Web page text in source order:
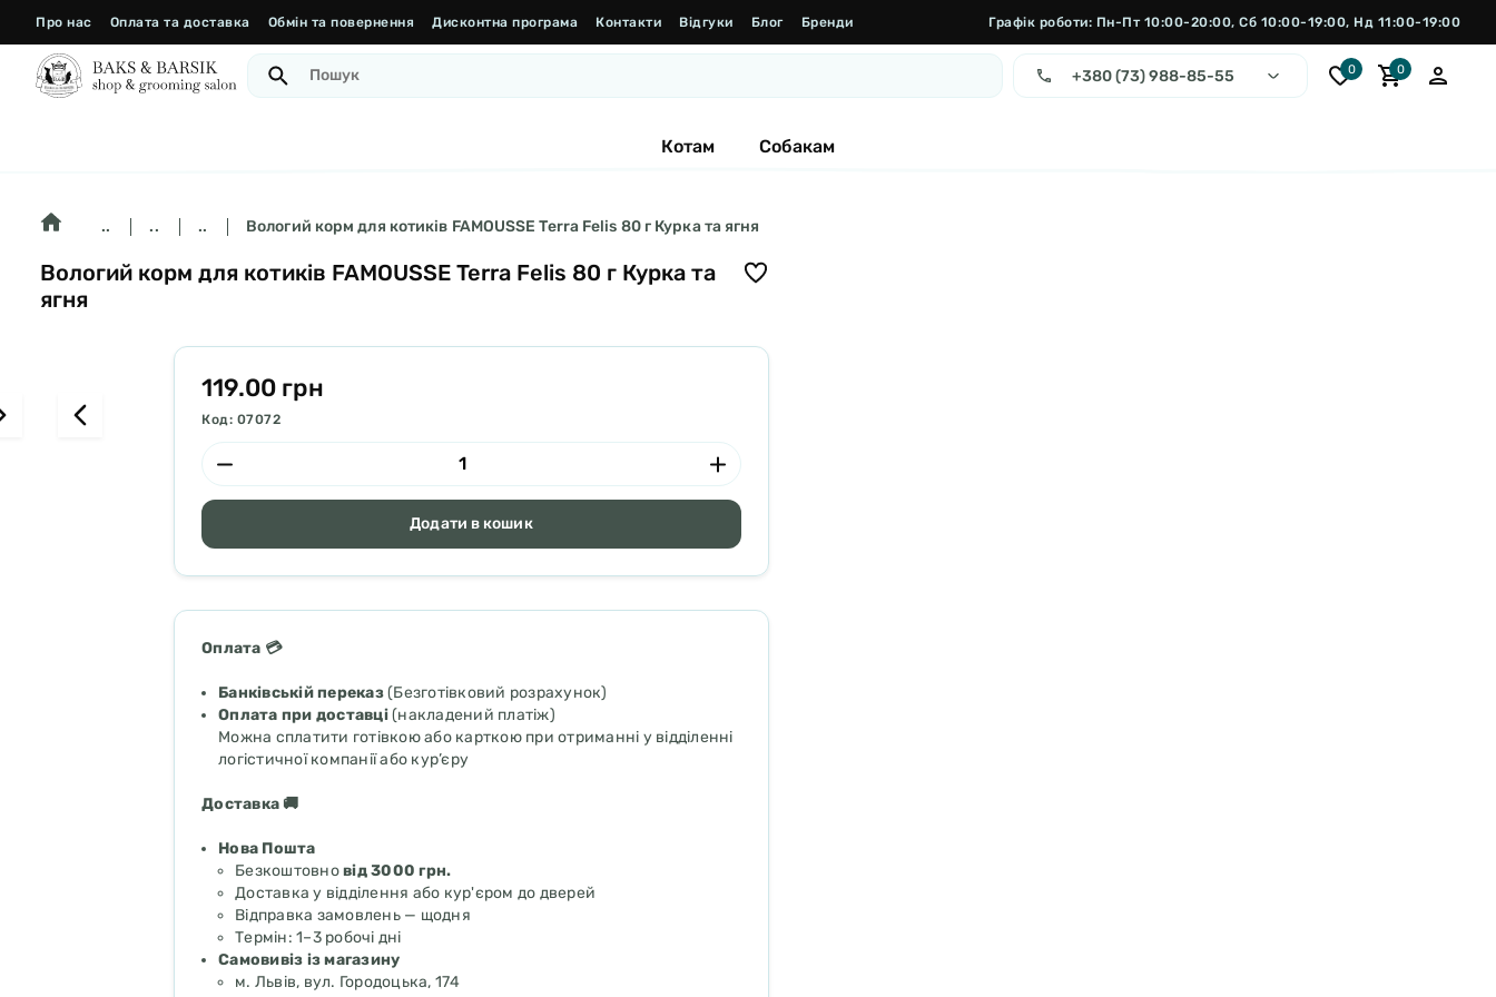
Про нас Оплата та доставка Обмін та повернення Дисконтна програма Контакти Відгуки Блог Бренди Графік роботи: Пн-Пт 10:00-20:00, Сб 10:00-19:00, Нд 11:00-19:00
+380 (73) 988-85-55 0 0
Котам Собакам
.. .. .. Вологий корм для котиків FAMOUSSE Terra Felis 80 г Курка та ягня
Вологий корм для котиків FAMOUSSE Terra Felis 80 г Курка та
ягня
119.00 грн
Код: 07072
Додати в кошик
Оплата 💳
Банківській переказ(Безготівковий розрахунок)
Оплата при доставці(накладений платіж)
Можна сплатити готівкою або карткою при отриманні у відділенні
логістичної компанії або кур’єру
Доставка 🚚
Нова Пошта
Безкоштовновід 3000 грн.
Доставка у відділення або кур'єром до дверей
Відправка замовлень — щодня
Термін: 1–3 робочі дні
Самовивіз із магазину
м. Львів, вул. Городоцька, 174